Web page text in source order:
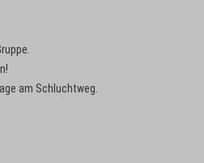
am Schluchtweg.